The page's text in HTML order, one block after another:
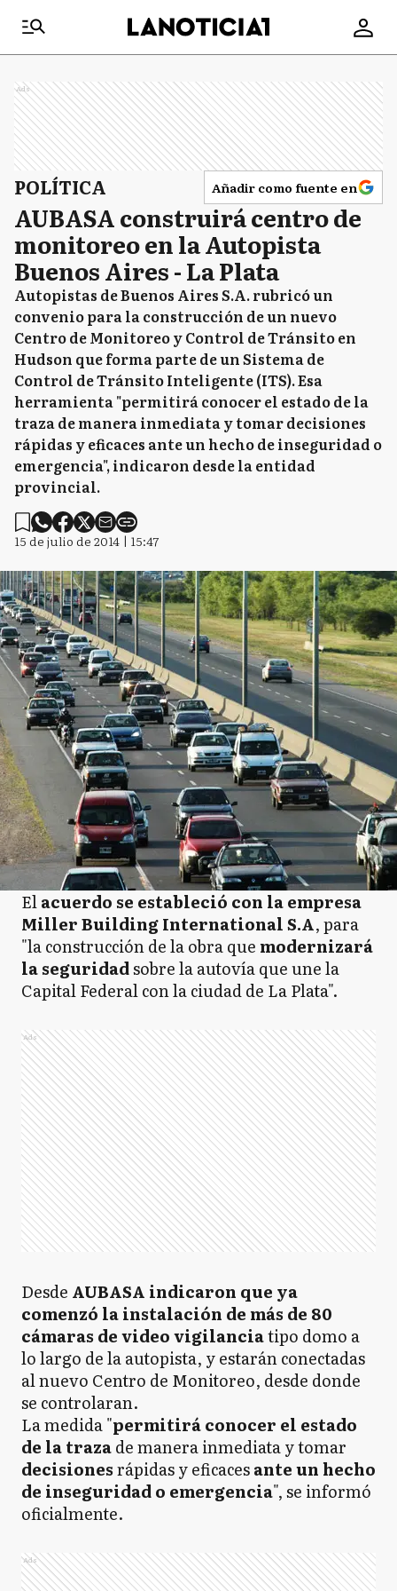
Ads
POLÍTICA Añadir como fuente en
AUBASA construirá centro de
monitoreo en la Autopista
Buenos Aires - La Plata
Autopistas de Buenos Aires S.A. rubricó un
convenio para la construcción de un nuevo
Centro de Monitoreo y Control de Tránsito en
Hudson que forma parte de un Sistema de
Control de Tránsito Inteligente (ITS). Esa
herramienta "permitirá conocer el estado de la
traza de manera inmediata y tomar decisiones
rápidas y eficaces ante un hecho de inseguridad o
emergencia", indicaron desde la entidad
provincial.
15 de julio de 2014 | 15:47
Elacuerdo se estableció con la empresa
Miller Building International S.A, para
"la construcción de la obra que modernizará
la seguridadsobre la autovía que une la
Capital Federal con la ciudad de La Plata".
Ads
Desde AUBASA indicaron que ya
comenzó la instalación de más de 80
cámaras de video vigilanciatipo domo a
lo largo de la autopista, y estarán conectadas
al nuevo Centro de Monitoreo, desde donde
se controlaran.
La medida "permitirá conocer el estado
de la trazade manera inmediata y tomar
decisionesrápidas y eficacesante un hecho
de inseguridad o emergencia", se informó
oficialmente.
Ads